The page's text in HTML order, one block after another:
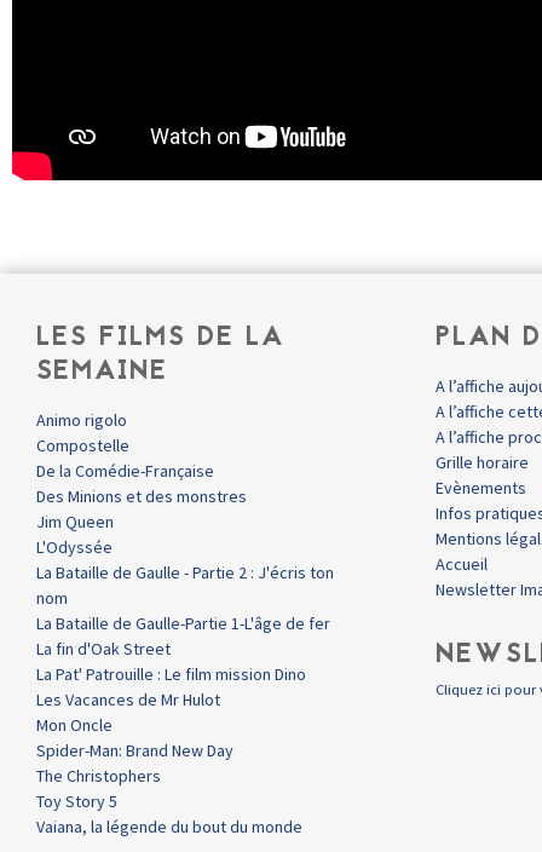
LES FILMS DE LA
SEMAINE
Animo rigolo
Compostelle
De la Comédie-Française
Des Minions et des monstres
Jim Queen
L'Odyssée
La Bataille de Gaulle - Partie 2 : J'écris ton
nom
La Bataille de Gaulle-Partie 1-L'âge de fer
La fin d'Oak Street
La Pat' Patrouille : Le film mission Dino
Les Vacances de Mr Hulot
Mon Oncle
Spider-Man: Brand New Day
The Christophers
Toy Story 5
Vaiana, la légende du bout du monde
PLAN
A l’affiche
A l’affiche
A l’affiche
Grille horaire
Evènements
Infos
Mentions
Accueil
Newsletter
Cliquez ici pour